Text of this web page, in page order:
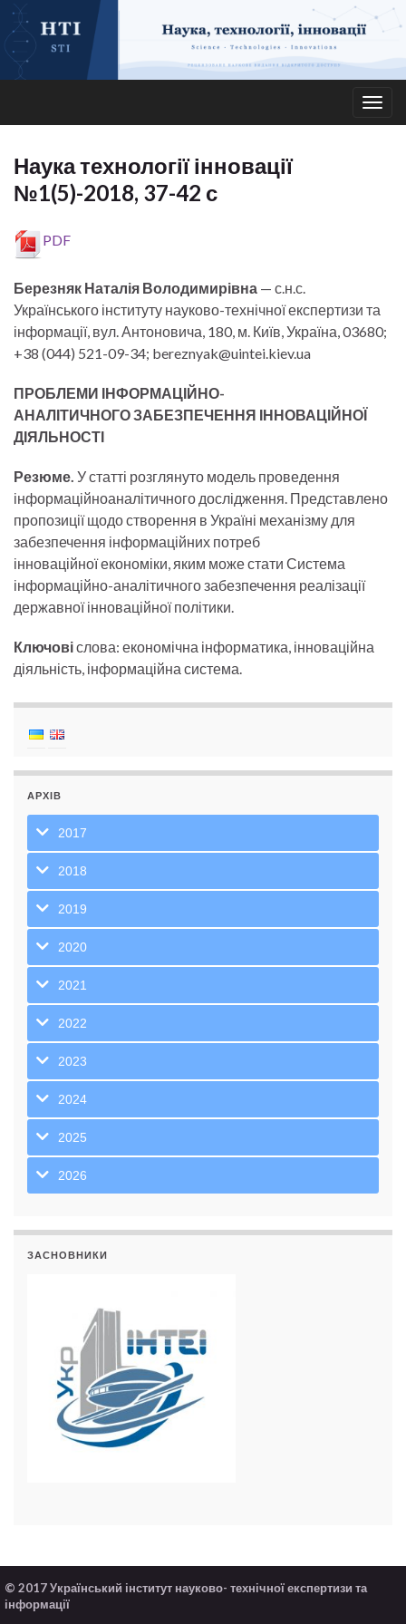
Наука технології інновації
№1(5)-2018, 37-42 с
PDF
Березняк Наталія Володимирівна — с.н.с.
Українського інституту науково-технічної експертизи та
інформації, вул. Антоновича, 180, м. Київ, Україна, 03680;
+38 (044) 521-09-34; bereznyak@uintei.kiev.ua
ПРОБЛЕМИ ІНФОРМАЦІЙНО-
АНАЛІТИЧНОГО ЗАБЕЗПЕЧЕННЯ ІННОВАЦІЙНОЇ
ДІЯЛЬНОСТІ
Резюме. У статті розглянуто модель проведення
інформаційноаналітичного дослідження. Представлено
пропозиції щодо створення в Україні механізму для
забезпечення інформаційних потреб
інноваційної економіки, яким може стати Система
інформаційно-аналітичного забезпечення реалізації
державної інноваційної політики.
Ключовіслова: економічна інформатика, інноваційна
діяльність, інформаційна система.
АРХІВ
2017
2018
2019
2020
2021
2022
2023
2024
2025
2026
ЗАСНОВНИКИ
© 2017 Український інститут науково- технічної експертизи та
інформації